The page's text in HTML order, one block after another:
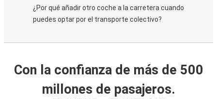
¿Por qué añadir otro coche a la carretera cuando
puedes optar por el transporte colectivo?
Con la confianza de más de 500
millones de pasajeros.